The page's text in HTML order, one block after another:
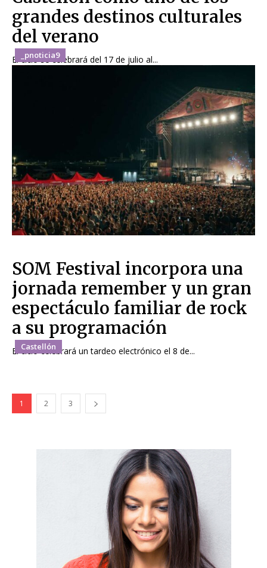
_pnoticia9
grandes destinos culturales
del verano
El ciclo se celebrará del 17 de julio al...
Castellón
SOM Festival incorpora una
jornada remember y un gran
espectáculo familiar de rock
a su programación
El ciclo celebrará un tardeo electrónico el 8 de...
1 2 3